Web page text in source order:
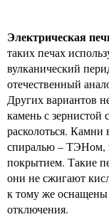
Электрическая
таких печах
вулканический
отечественный
Других вариантов
камень с зернистой
расколоться. Камни
спиралью – ТЭНом,
покрытием. Такие
они не сжигают
к тому же оснащены
отключения.